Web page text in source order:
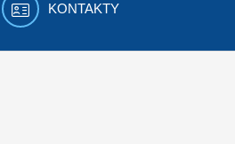
KONTAKTY